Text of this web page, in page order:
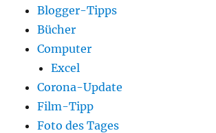
Blogger-Tipps
Bücher
Computer
Excel
Corona-Update
Film-Tipp
Foto des Tages